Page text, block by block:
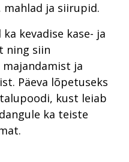
ja siirupid.
kevadise kase- ja
ning siin
ja
Päeva lõpetuseks
kust leiab
ka teiste